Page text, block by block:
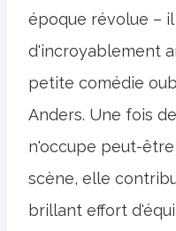
époque révolue –
d'incroyablement
petite comédie
Anders. Une fois
n'occupe peut-
scène, elle
brillant effort